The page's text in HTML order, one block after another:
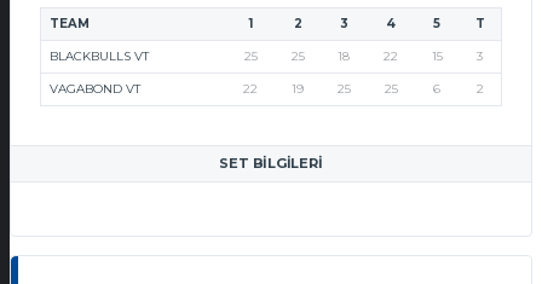
TEAM 1 2 3 4 5 T
BLACKBULLS VT 25 25 18 22 15 3
VAGABOND VT 22 19 25 25 6 2
SET BILGILERI